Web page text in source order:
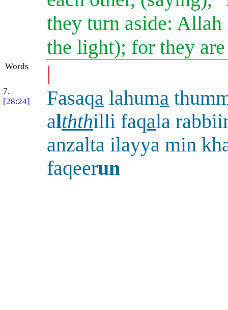
they turn aside:
the light); for they
Words |
7.
[28:24]
Fasaqa lahuma
alththilli faqala
anzalta ilayya min
faqeerun